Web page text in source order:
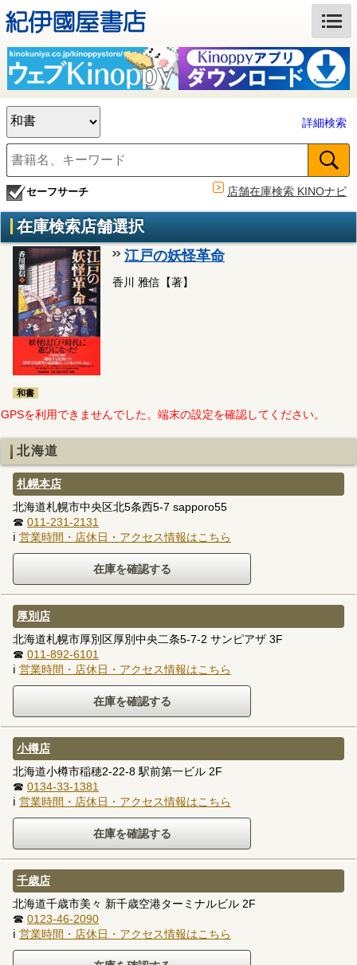
詳細検索
セーフサーチ 店舗在庫検索 KINOナビ
在庫検索店舗選択
和書
江戸の妖怪革命
香川 雅信【著】
GPSを利用できませんでした。端末の設定を確認してください。
北海道
札幌本店
北海道札幌市中央区北5条西5-7 sapporo55
☎ 011-231-2131
ℹ 営業時間・店休日・アクセス情報はこちら
厚別店
北海道札幌市厚別区厚別中央二条5-7-2 サンピアザ 3F
☎ 011-892-6101
ℹ 営業時間・店休日・アクセス情報はこちら
小樽店
北海道小樽市稲穂2-22-8 駅前第一ビル 2F
☎ 0134-33-1381
ℹ 営業時間・店休日・アクセス情報はこちら
千歳店
北海道千歳市美々 新千歳空港ターミナルビル 2F
☎ 0123-46-2090
ℹ 営業時間・店休日・アクセス情報はこちら